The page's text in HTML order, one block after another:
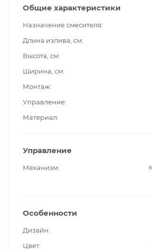
Общие характеристики
Назначение смесителя
Длина излива, см
Высота, см
Ширина, см
Монтаж
Управление
Материал
Управление
Механизм
Особенности
Дизайн
Цвет